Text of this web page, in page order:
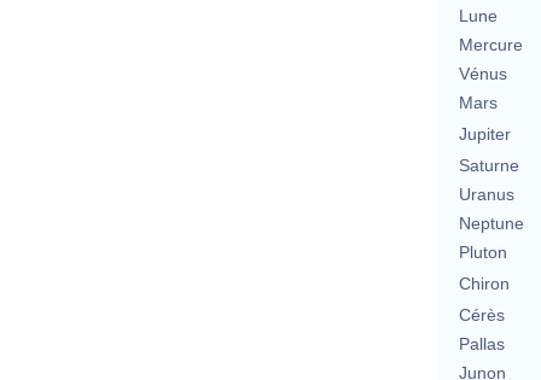
Lune
Mercure
Vénus
Mars
Jupiter
Saturne
Uranus
Neptune
Pluton
Chiron
Cérès
Pallas
Junon